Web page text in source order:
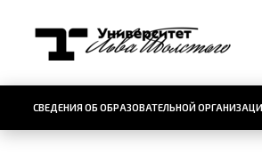
СВЕДЕНИЯ ОБ ОБРАЗОВАТЕЛЬНОЙ